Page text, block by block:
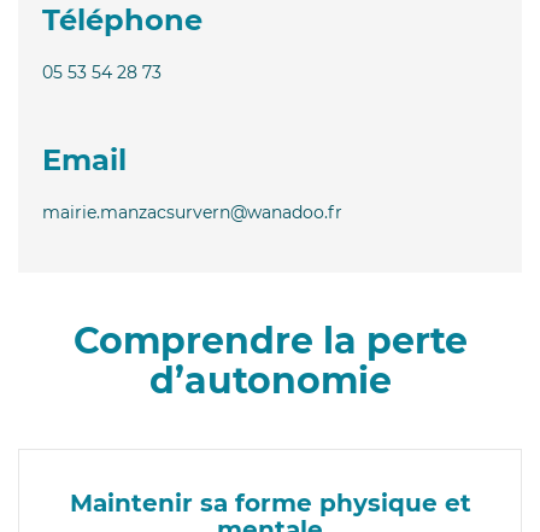
Téléphone
05 53 54 28 73
Email
mairie.manzacsurvern@wanadoo.fr
Comprendre la perte
d’autonomie
Maintenir sa forme physique et